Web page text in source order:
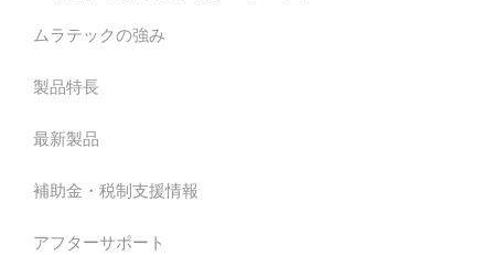
ムラテックの強み
製品特長
最新製品
補助金・税制支援情報
アフターサポート